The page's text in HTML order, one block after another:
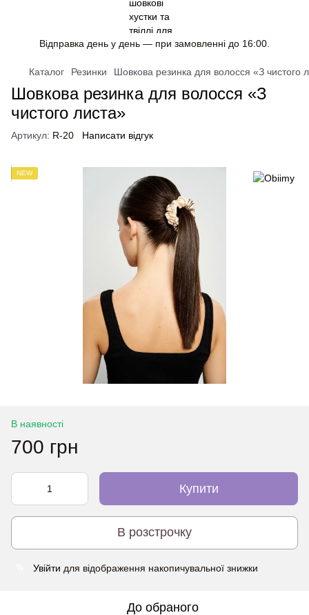
Відправка день у день — при замовленні до 16:00.
Каталог Резинки Шовкова резинка для волосся «З чистого
Шовкова резинка для волосся «З
чистого листа»
Артикул: R-20 Написати відгук
NEW
В наявності
700 грн
Купити
В розстрочку
Увійти для відображення накопичувальної знижки
До обраного